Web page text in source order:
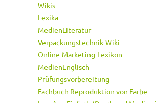
Wikis
Lexika
MedienLiteratur
Verpackungstechnik-Wiki
Online-Marketing-Lexikon
MedienEnglisch
Prüfungsvorbereitung
Fachbuch Reproduktion von Farbe